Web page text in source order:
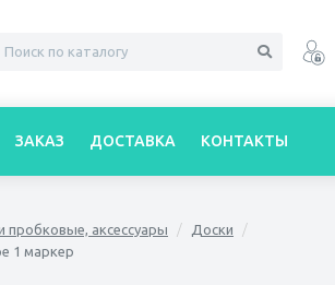
пробковые, аксессуары
Доски
1 маркер
ЗАКАЗ ДОСТАВКА КОНТАКТЫ